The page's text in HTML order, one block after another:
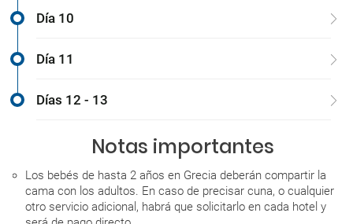
Día 10
Día 11
Días 12 - 13
Notas importantes
Los bebés de hasta 2 años en Grecia deberán compartir la
cama con los adultos. En caso de precisar cuna, o cualquier
otro servicio adicional, habrá que solicitarlo en cada hotel y